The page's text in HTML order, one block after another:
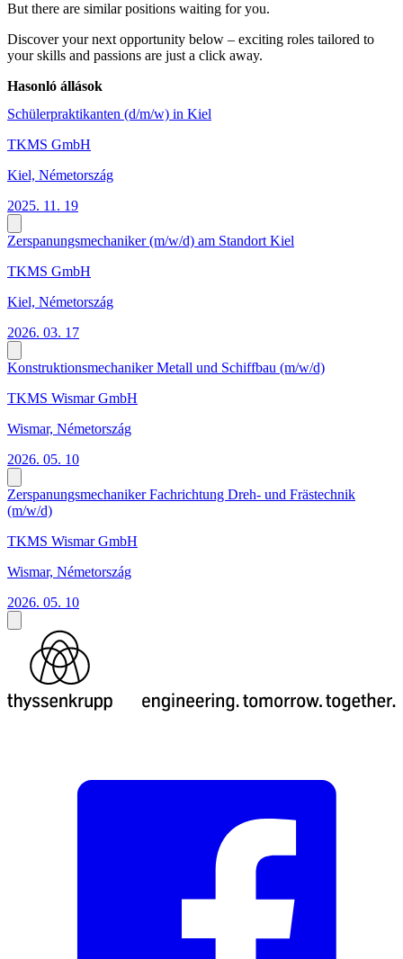
But there are similar positions waiting for you.
Discover your next opportunity below – exciting roles tailored to
your skills and passions are just a click away.
Hasonló állások
Schülerpraktikanten (d/m/w) in Kiel
TKMS GmbH
Kiel, Németország
2025. 11. 19
Zerspanungsmechaniker (m/w/d) am Standort Kiel
TKMS GmbH
Kiel, Németország
2026. 03. 17
Konstruktionsmechaniker Metall und Schiffbau (m/w/d)
TKMS Wismar GmbH
Wismar, Németország
2026. 05. 10
Zerspanungsmechaniker Fachrichtung Dreh- und Frästechnik
(m/w/d)
TKMS Wismar GmbH
Wismar, Németország
2026. 05. 10